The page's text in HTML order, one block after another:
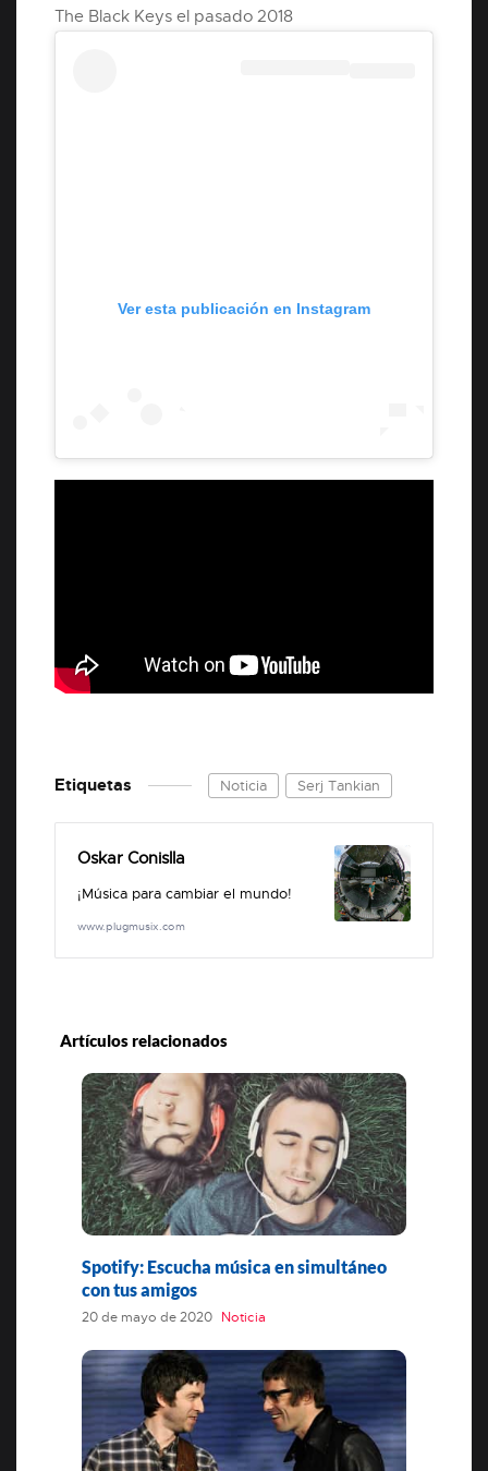
The Black Keys el pasado 2018
Ver esta publicación en Instagram
Etiquetas Noticia Serj Tankian
Oskar Conislla
¡Música para cambiar el mundo!
www.plugmusix.com
Artículos relacionados
Spotify: Escucha música en simultáneo
con tus amigos
20 de mayo de 2020 Noticia